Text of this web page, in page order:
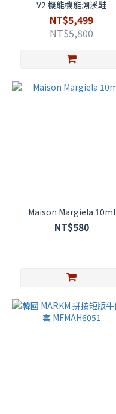
V2 機能機能溯溪鞋
D1GH2612
NT$5,499
NT$5,800
Maison Margiela 10ml
NT$580